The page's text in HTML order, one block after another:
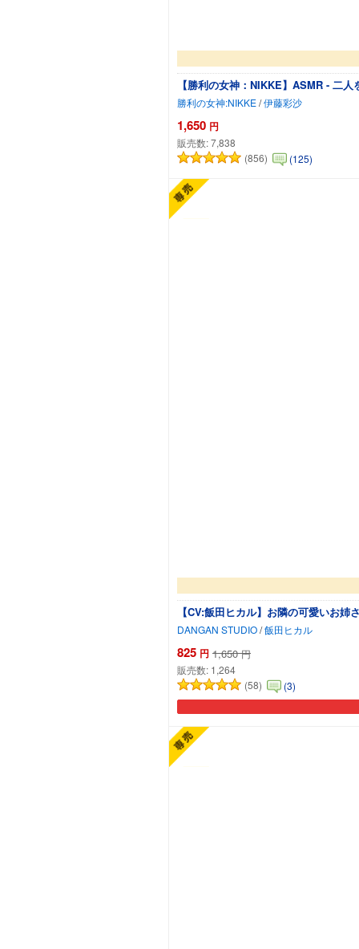
【勝利の女神：NIKKE】ASMR - 二
勝利の女神:NIKKE/伊藤彩沙
1,650 円
販売数:7,838
(856)
(125)
【CV:飯田ヒカル】お隣の可愛いお
DANGAN STUDIO/飯田ヒカル
825 円 1,650 円
販売数: 1,264
(58)
(3)